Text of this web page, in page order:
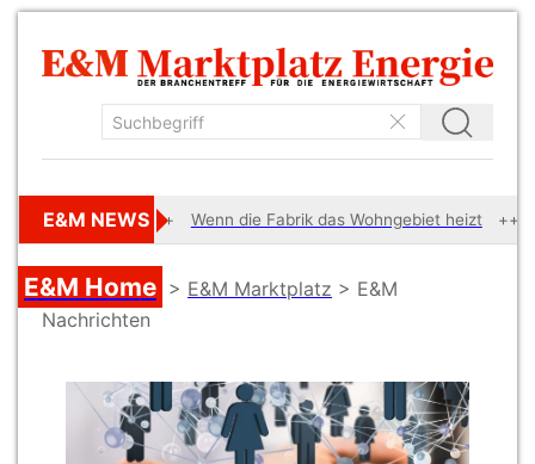
E&M NEWS Wenn die Fabrik das Wohngebiet heizt
E&M Home > E&M Marktplatz > E&M
Nachrichten